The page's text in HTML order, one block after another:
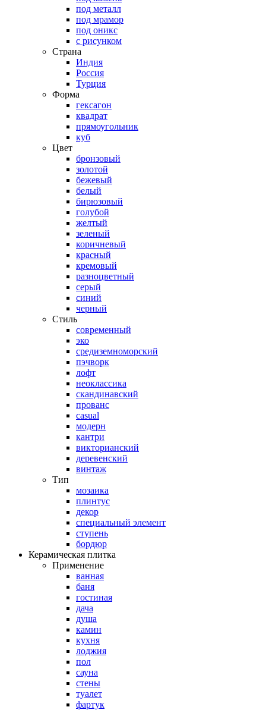
под металл
под мрамор
под оникс
с рисунком
Страна
Индия
Россия
Турция
Форма
гексагон
квадрат
прямоугольник
куб
Цвет
бронзовый
золотой
бежевый
белый
бирюзовый
голубой
желтый
зеленый
коричневый
красный
кремовый
разноцветный
серый
синий
черный
Стиль
современный
эко
средиземноморский
пэчворк
лофт
неоклассика
скандинавский
прованс
casual
модерн
кантри
викторианский
деревенский
винтаж
Тип
мозаика
плинтус
декор
специальный элемент
ступень
бордюр
Керамическая плитка
Применение
ванная
баня
гостиная
дача
душа
камин
кухня
лоджия
пол
сауна
стены
туалет
фартук